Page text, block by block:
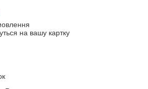
на вашу картку